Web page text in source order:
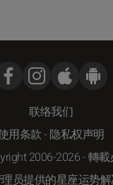
联络我们
用条款- 隐私权声明
2006-2026 - 轉
员提供的星座运势